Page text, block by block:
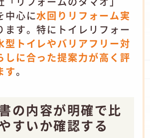
中心に水回りリフォーム実
ます。特にトイレリフォー
型トイレやバリアフリー対
しに合った提案力が高く評
す。
の内容が明確で比
すいか確認する